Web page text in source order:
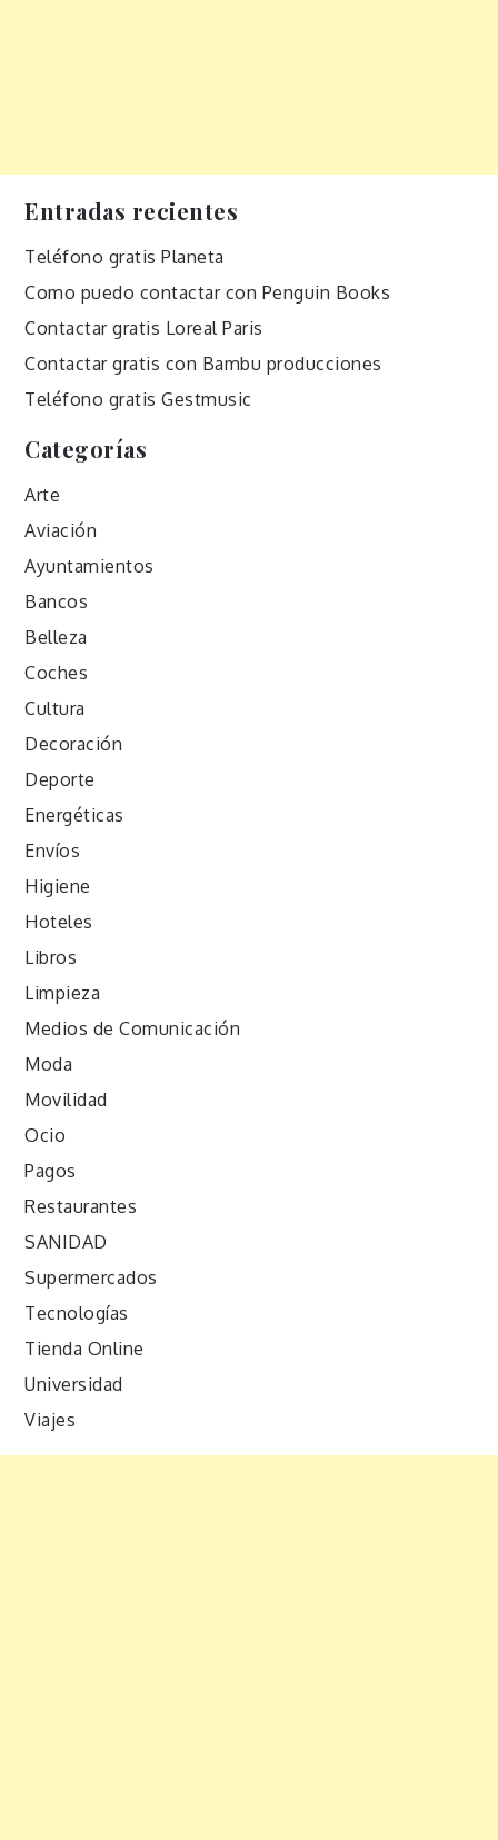
Entradas recientes
Teléfono gratis Planeta
Como puedo contactar con Penguin Books
Contactar gratis Loreal Paris
Contactar gratis con Bambu producciones
Teléfono gratis Gestmusic
Categorías
Arte
Aviación
Ayuntamientos
Bancos
Belleza
Coches
Cultura
Decoración
Deporte
Energéticas
Envíos
Higiene
Hoteles
Libros
Limpieza
Medios de Comunicación
Moda
Movilidad
Ocio
Pagos
Restaurantes
SANIDAD
Supermercados
Tecnologías
Tienda Online
Universidad
Viajes